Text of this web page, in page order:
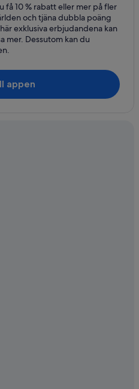
få 10 % rabatt eller mer på fler
och tjäna dubbla poäng
exklusiva erbjudandena kan
mer. Dessutom kan du
appen